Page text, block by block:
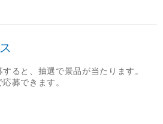
ると、抽選で景品が当たります。
募できます。